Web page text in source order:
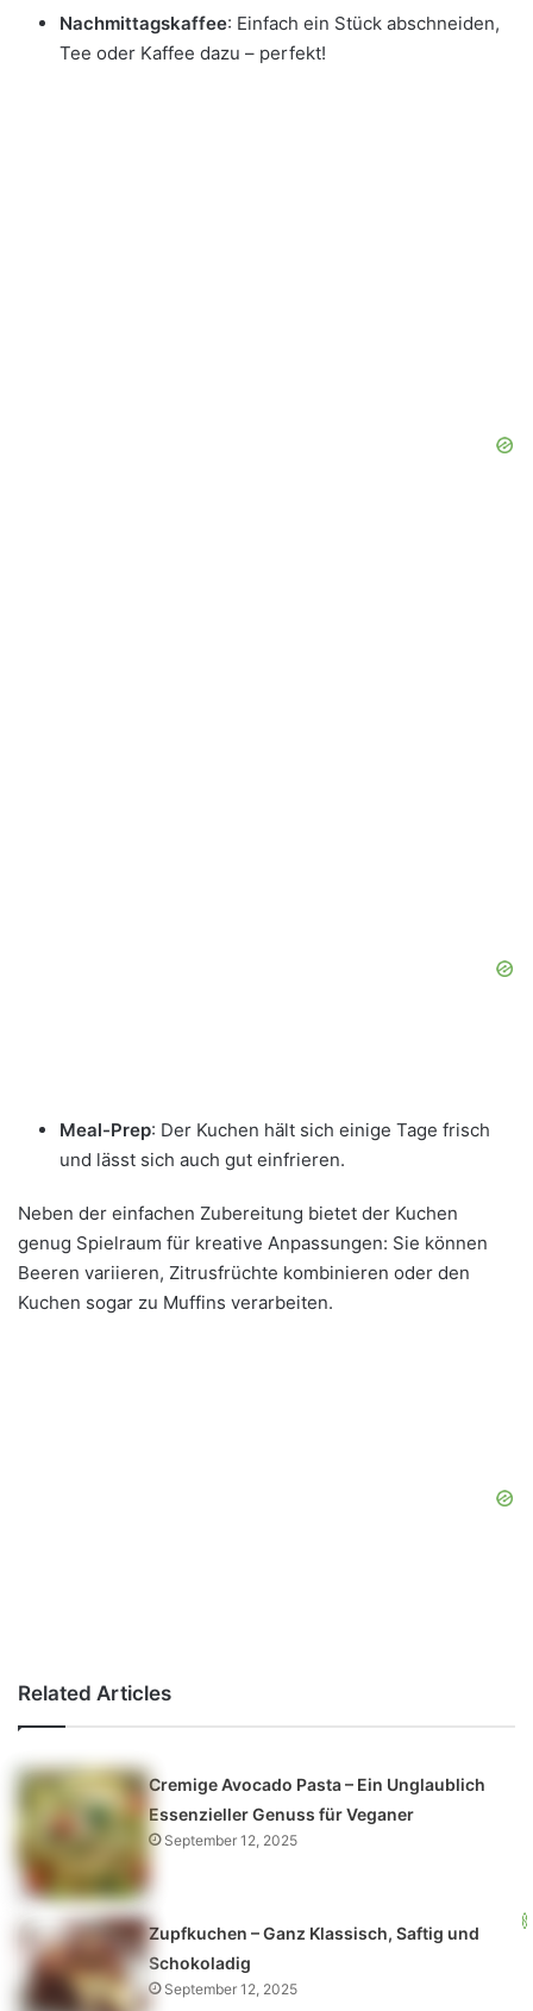
Nachmittagskaffee: Einfach ein Stück abschneiden,
Tee oder Kaffee dazu – perfekt!
Meal-Prep: Der Kuchen hält sich einige Tage frisch
und lässt sich auch gut einfrieren.
Neben der einfachen Zubereitung bietet der Kuchen
genug Spielraum für kreative Anpassungen: Sie können
Beeren variieren, Zitrusfrüchte kombinieren oder den
Kuchen sogar zu Muffins verarbeiten.
Related Articles
Cremige Avocado Pasta – Ein Unglaublich
Essenzieller Genuss für Veganer
September 12, 2025
Zupfkuchen – Ganz Klassisch, Saftig und
Schokoladig
September 12, 2025